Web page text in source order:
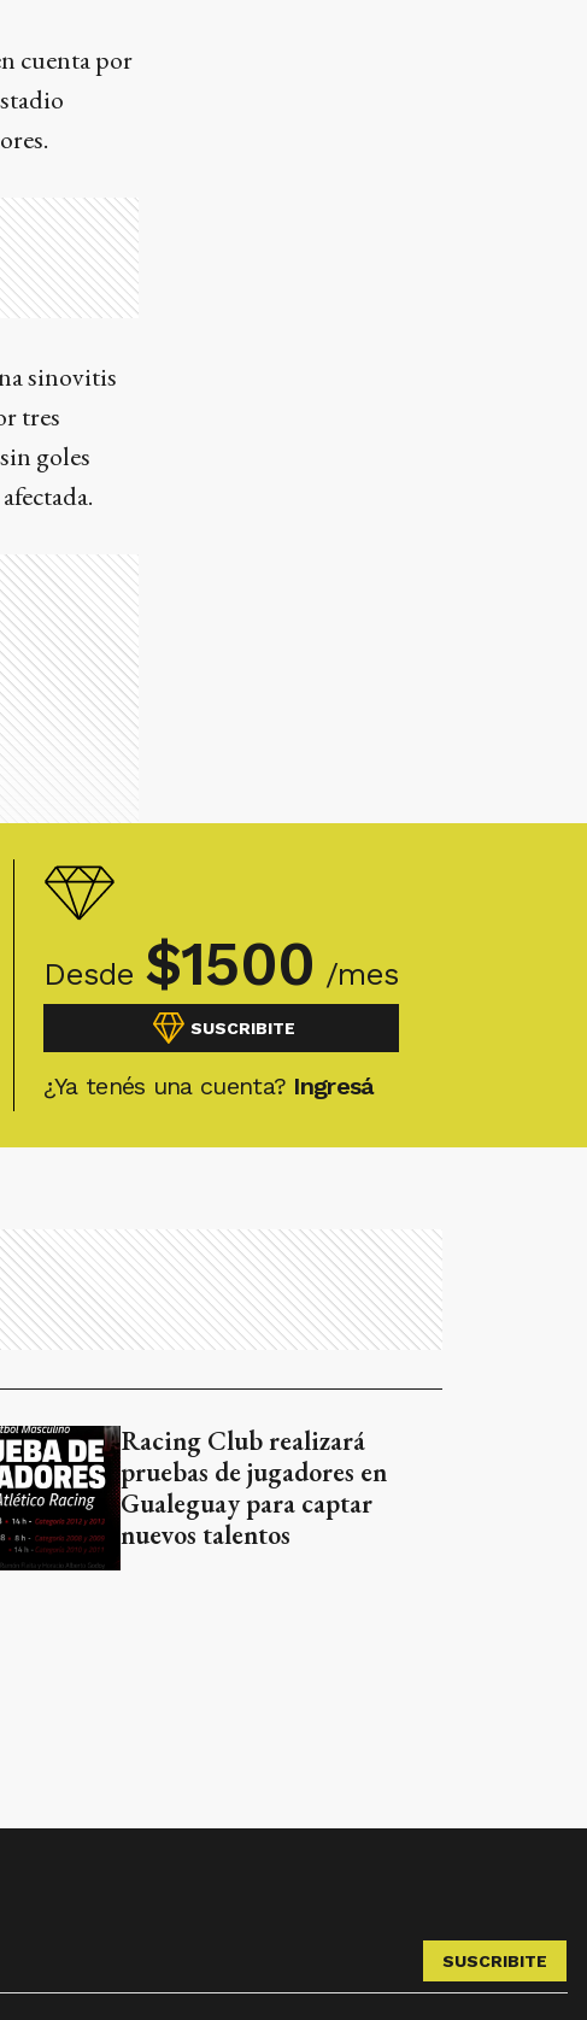
Desde $1500 /mes
SUSCRIBITE
¿Ya tenés una cuenta? Ingresá
cuenta por
sinovitis
tres
goles
Racing Club realizará
pruebas de jugadores en
Gualeguay para captar
nuevos talentos
SUSCRIBITE